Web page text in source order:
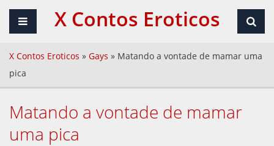
X Contos Eroticos
X Contos Eroticos » Gays » Matando a vontade de mamar uma
pica
Matando a vontade de mamar
uma pica